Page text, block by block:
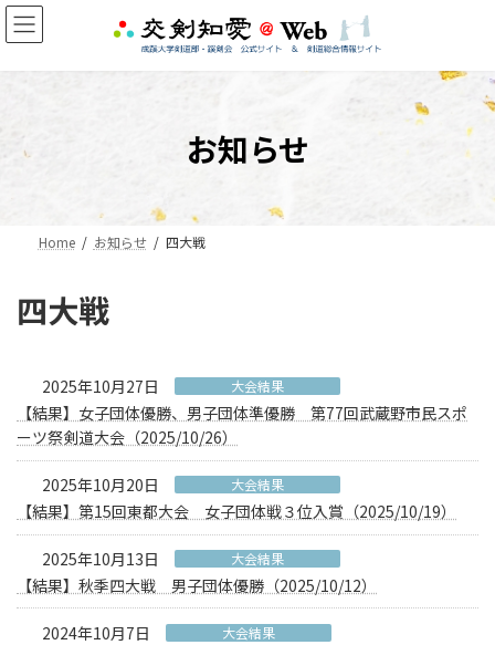
コ
ン
ン
ナ
ビ
ー
お知らせ
Home お知らせ 四大戦
四大戦
2025年10月27日 大会結果
【結果】女子団体優勝、男子団体準優勝 第77回武蔵野市民スポ
ーツ祭剣道大会（2025/10/26）
2025年10月20日 大会結果
【結果】第15回東都大会 女子団体戦３位入賞（2025/10/19）
2025年10月13日 大会結果
【結果】秋季四大戦 男子団体優勝（2025/10/12）
2024年10月7日 大会結果